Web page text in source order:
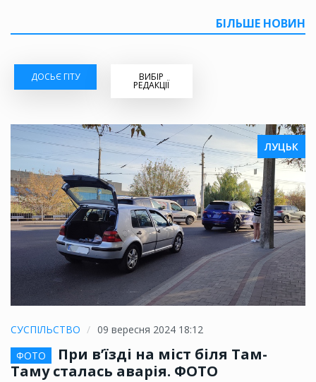
БІЛЬШЕ НОВИН
ДОСЬЄ ГІТУ ВИБІР
РЕДАКЦІЇ
ЛУЦЬК
СУСПІЛЬСТВО
09 вересня 2024 18:12
ФОТО
При в’їзді на міст біля Там-
Таму сталась аварія. ФОТО